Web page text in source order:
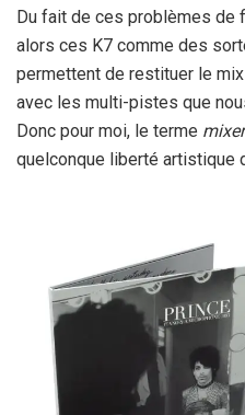
Du fait de ces problèmes de
alors ces K7 comme des
permettent de restituer le
avec les multi-pistes que
Donc pour moi, le terme mixer
quelconque liberté artistique